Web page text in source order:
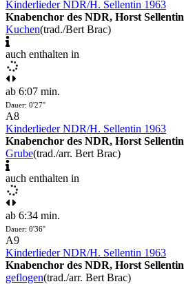
Kinderlieder NDR/H. Sellentin 1963
Knabenchor des NDR, Horst Sellentin
Kuchen(trad./Bert Brac)
auch enthalten in
ab 6:07 min.
Dauer: 0'27''
A8
Kinderlieder NDR/H. Sellentin 1963
Knabenchor des NDR, Horst Sellentin
Grube(trad./arr. Bert Brac)
auch enthalten in
ab 6:34 min.
Dauer: 0'36''
A9
Kinderlieder NDR/H. Sellentin 1963
Knabenchor des NDR, Horst Sellentin
geflogen(trad./arr. Bert Brac)